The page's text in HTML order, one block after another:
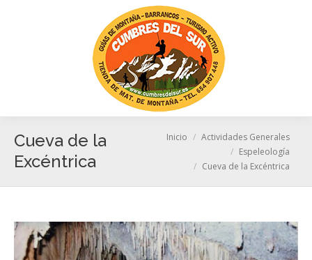
Cueva de la
Excéntrica
Estás aquí:Inicio
Actividades Generales
Espeleología
Cueva de la Excéntrica